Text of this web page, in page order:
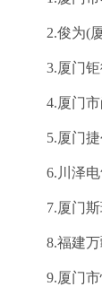
2.俊为(厦
3.厦门钜
4.厦门市
5.厦门捷
6.川泽电
7.厦门斯
8.福建万
9.厦门市